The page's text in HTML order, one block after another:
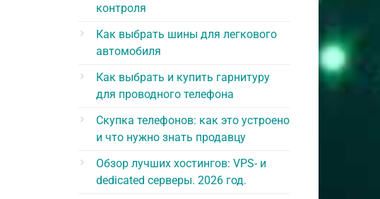
контроля
Как выбрать шины для легкового
автомобиля
Как выбрать и купить гарнитуру
для проводного телефона
Скупка телефонов: как это устроено
и что нужно знать продавцу
Обзор лучших хостингов: VPS- и
dedicated серверы. 2026 год.